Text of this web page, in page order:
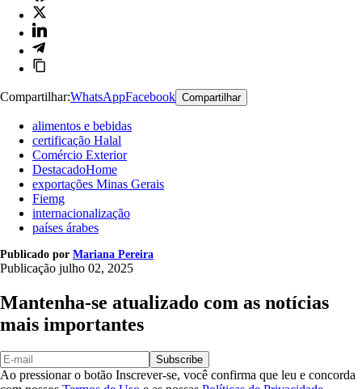
Compartilhar:WhatsAppFacebook Compartilhar
alimentos e bebidas
certificação Halal
Comércio Exterior
DestacadoHome
exportações Minas Gerais
Fiemg
internacionalização
países árabes
Publicado por Mariana Pereira
Publicação julho 02, 2025
Mantenha-se atualizado com as notícias
mais importantes
Subscribe
Ao pressionar o botão Inscrever-se, você confirma que leu e concorda